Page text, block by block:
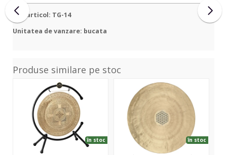
Cod articol: TG-14
Unitatea de vanzare: bucata
Produse similare pe stoc
Premium
în stoc
Energy
Wind
Gong
Flower
în stoc